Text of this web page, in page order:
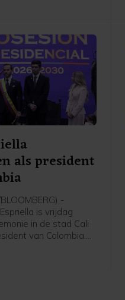
als president
-
is vrijdag
in de stad Cali
van Colombia.